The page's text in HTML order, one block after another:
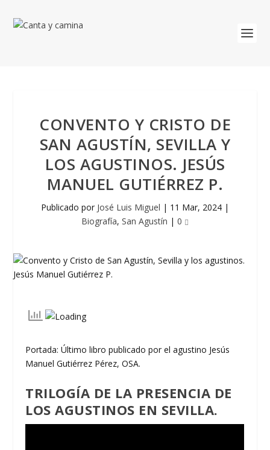
CONVENTO Y CRISTO DE
SAN AGUSTÍN, SEVILLA Y
LOS AGUSTINOS. JESÚS
MANUEL GUTIÉRREZ P.
Publicado por José Luis Miguel | 11 Mar, 2024 |
Biografía, San Agustín | 0
Portada: Último libro publicado por el agustino Jesús
Manuel Gutiérrez Pérez, OSA.
TRILOGÍA DE LA PRESENCIA DE
LOS AGUSTINOS EN SEVILLA.